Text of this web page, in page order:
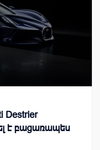
Destrier
է բացառապես